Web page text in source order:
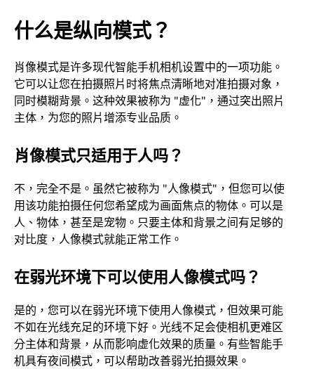
什么是纵向模式？
肖像模式是许多现代智能手机相机设置中的一项功能。
它可以让您在拍摄照片时将焦点清晰地对准拍摄对象，
同时模糊背景。这种效果被称为 "虚化"，通过突出照片
主体，为您的照片增添专业品质。
肖像模式只适用于人吗？
不，完全不是。虽然它被称为 "人像模式"，但您可以使
用该功能拍摄任何您希望成为画面焦点的物体。可以是
人、物体，甚至是宠物。只要主体和背景之间有足够的
对比度，人像模式就能正常工作。
在弱光环境下可以使用人像模式吗？
是的，您可以在弱光环境下使用人像模式，但效果可能
不如在光线充足的环境下好。光线不足会使相机更难区
分主体和背景，从而影响虚化效果的质量。有些智能手
机具有夜间模式，可以帮助改善弱光拍摄效果。